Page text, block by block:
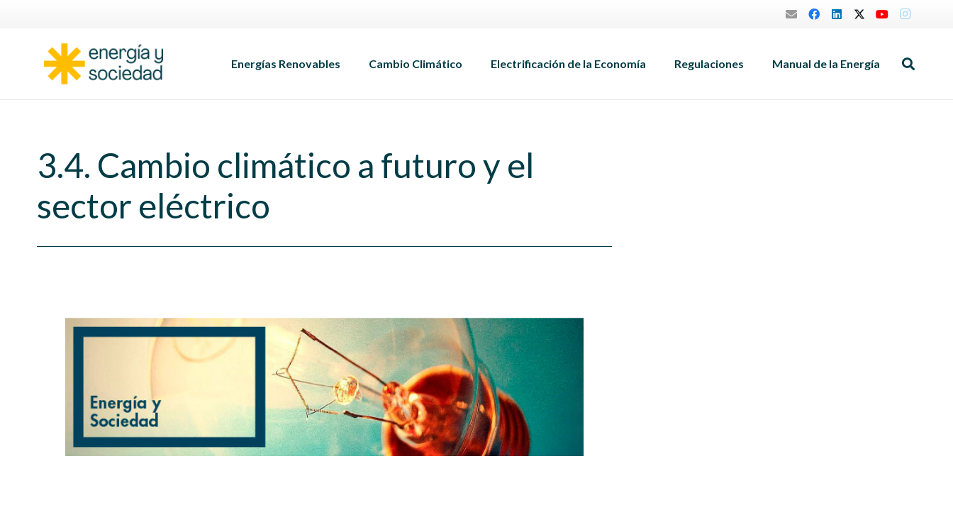
Energías Renovables Cambio Climático Electrificación de la Economía Regulaciones Manual de la Energía
3.4. Cambio climático a futuro y el
sector eléctrico